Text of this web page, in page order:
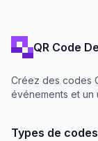
QR Code
Créez des codes
événements et un
Types de